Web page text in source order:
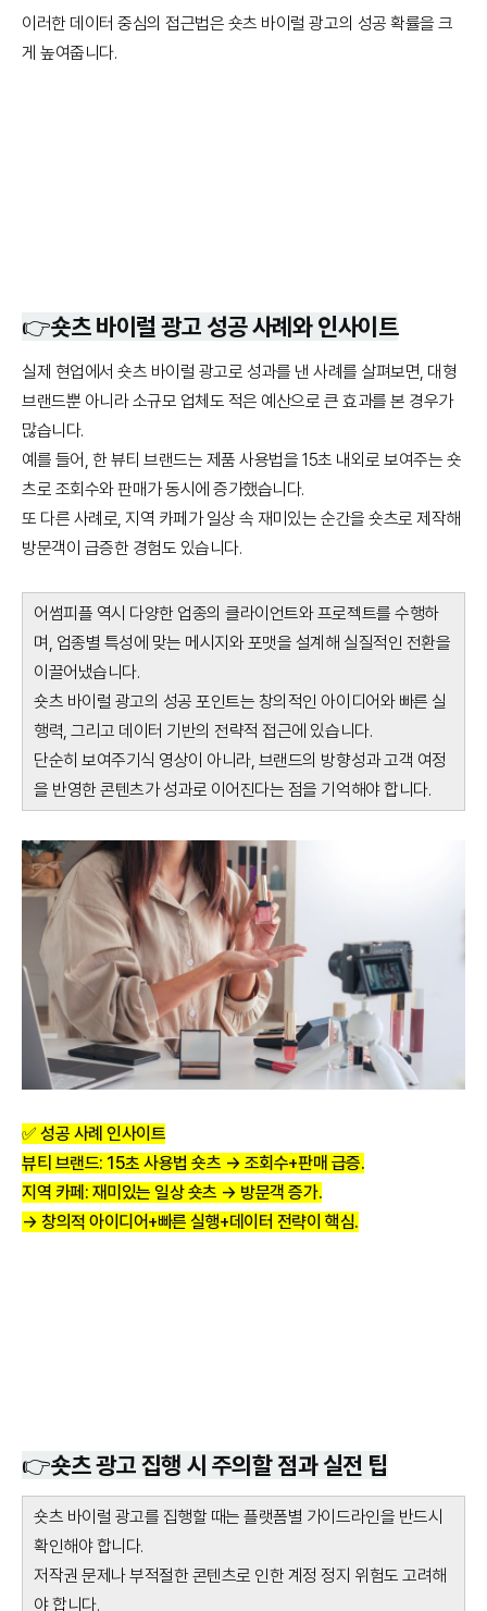
이러한 데이터 중심의 접근법은 숏츠 바이럴 광고의 성공 확률을 크
게 높여줍니다.
👉숏츠 바이럴 광고 성공 사례와 인사이트
실제 현업에서 숏츠 바이럴 광고로 성과를 낸 사례를 살펴보면, 대형
브랜드뿐 아니라 소규모 업체도 적은 예산으로 큰 효과를 본 경우가
많습니다.
예를 들어, 한 뷰티 브랜드는 제품 사용법을 15초 내외로 보여주는 숏
츠로 조회수와 판매가 동시에 증가했습니다.
또 다른 사례로, 지역 카페가 일상 속 재미있는 순간을 숏츠로 제작해
방문객이 급증한 경험도 있습니다.
어썸피플 역시 다양한 업종의 클라이언트와 프로젝트를 수행하
며, 업종별 특성에 맞는 메시지와 포맷을 설계해 실질적인 전환을
이끌어냈습니다.
숏츠 바이럴 광고의 성공 포인트는 창의적인 아이디어와 빠른 실
행력, 그리고 데이터 기반의 전략적 접근에 있습니다.
단순히 보여주기식 영상이 아니라, 브랜드의 방향성과 고객 여정
을 반영한 콘텐츠가 성과로 이어진다는 점을 기억해야 합니다.
✅성공 사례 인사이트
뷰티 브랜드: 15초 사용법 숏츠 → 조회수+판매 급증.
지역 카페: 재미있는 일상 숏츠 → 방문객 증가.
→ 창의적 아이디어+빠른 실행+데이터 전략이 핵심.
👉숏츠 광고 집행 시 주의할 점과 실전 팁
숏츠 바이럴 광고를 집행할 때는 플랫폼별 가이드라인을 반드시
확인해야 합니다.
저작권 문제나 부적절한 콘텐츠로 인한 계정 정지 위험도 고려해
야 합니다.